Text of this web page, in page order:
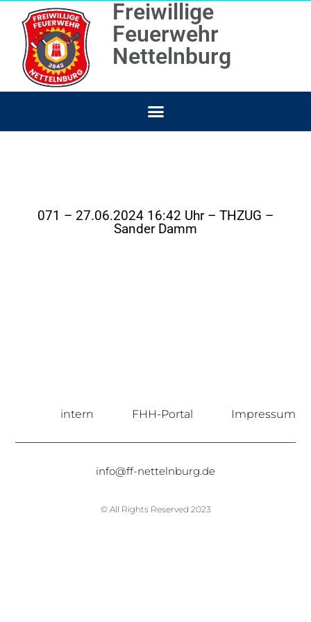
Freiwillige
Feuerwehr
Nettelnburg
071 – 27.06.2024 16:42 Uhr – THZUG –
Sander Damm
intern FHH-Portal Impressum
info@ff-nettelnburg.de
© All Rights Reserved 2023